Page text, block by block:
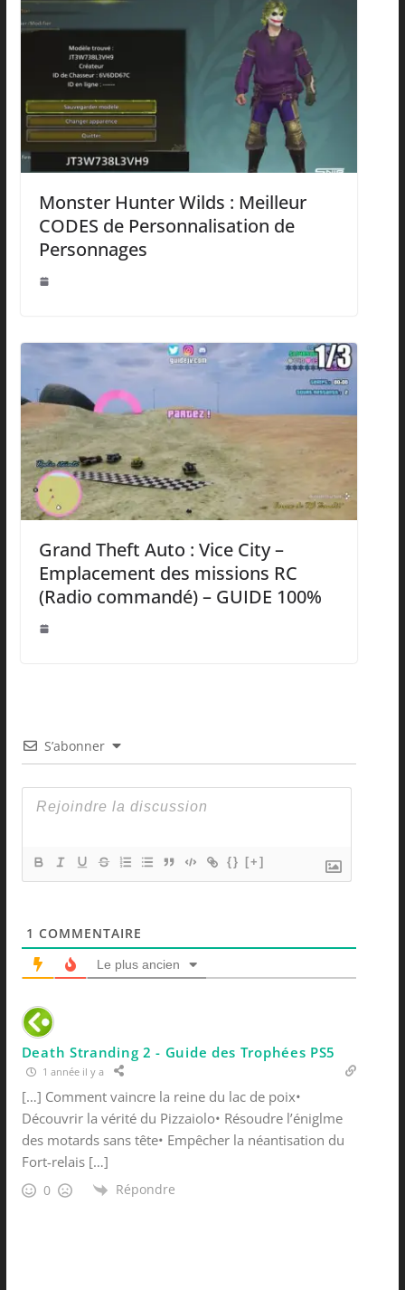
Monster Hunter Wilds : Meilleur
CODES de Personnalisation de
Personnages
Grand Theft Auto : Vice City –
Emplacement des missions RC
(Radio commandé) – GUIDE 100%
S’abonner
{} [+]
1 COMMENTAIRE
Le plus ancien
Death Stranding 2 - Guide des Trophées PS5
1 année il y a
[…] Comment vaincre la reine du lac de poix•
Découvrir la vérité du Pizzaiolo• Résoudre l’éniglme
des motards sans tête• Empêcher la néantisation du
Fort-relais […]
0 Répondre